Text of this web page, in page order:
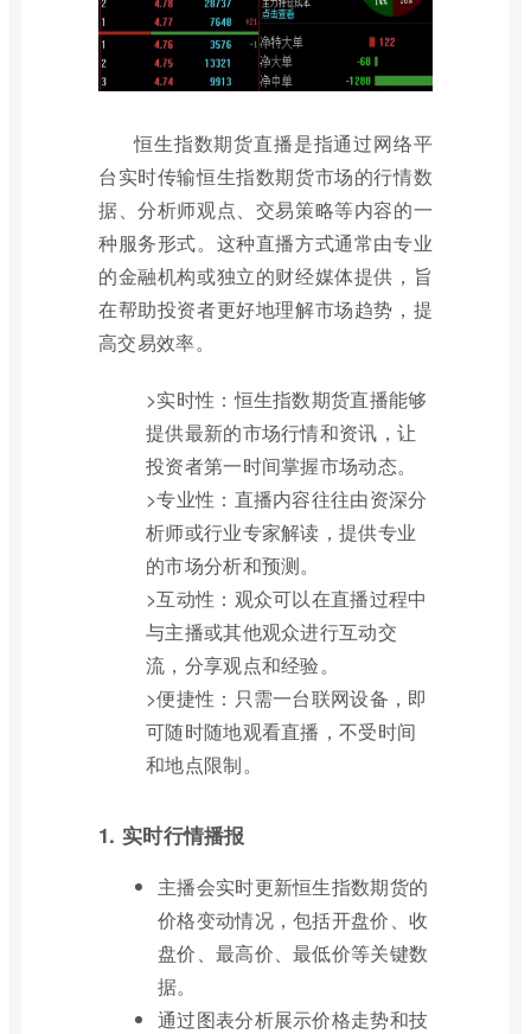
恒生指数期货直播是指通过网络平
台实时传输恒生指数期货市场的行情数
据、分析师观点、交易策略等内容的一
种服务形式。这种直播方式通常由专业
的金融机构或独立的财经媒体提供，旨
在帮助投资者更好地理解市场趋势，提
高交易效率。
>实时性：恒生指数期货直播能够
提供最新的市场行情和资讯，让
投资者第一时间掌握市场动态。
>专业性：直播内容往往由资深分
析师或行业专家解读，提供专业
的市场分析和预测。
>互动性：观众可以在直播过程中
与主播或其他观众进行互动交
流，分享观点和经验。
>便捷性：只需一台联网设备，即
可随时随地观看直播，不受时间
和地点限制。
1. 实时行情播报
主播会实时更新恒生指数期货的
价格变动情况，包括开盘价、收
盘价、最高价、最低价等关键数
据。
通过图表分析展示价格走势和技